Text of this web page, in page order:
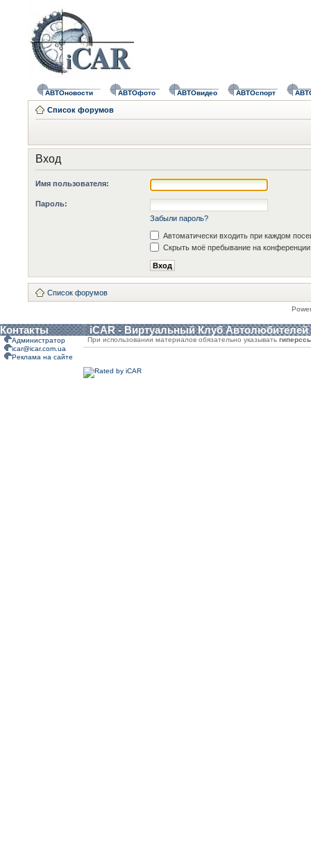
АВТОновости АВТОфото АВТОвидео АВТОспорт
Список форумов
Вход
Имя пользователя:
Пароль:
Забыли пароль?
Автоматически входить при каждом
Скрыть моё пребывание на конференции
Список форумов
Контакты iCAR - Виртуальный Клуб Автолюбителей
Администратор
icar@icar.com.ua
Реклама на сайте
При использовании материалов обязательно указывать